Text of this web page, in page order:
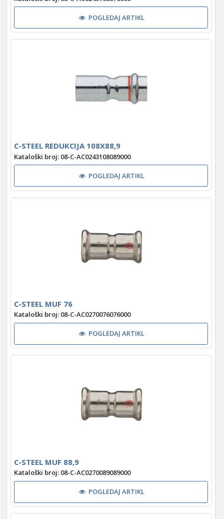
POGLEDAJ ARTIKL
C-STEEL REDUKCIJA 108X88,9
Kataloški broj: 08-C-AC0243108089000
POGLEDAJ ARTIKL
C-STEEL MUF 76
Kataloški broj: 08-C-AC0270076076000
POGLEDAJ ARTIKL
C-STEEL MUF 88,9
Kataloški broj: 08-C-AC0270089089000
POGLEDAJ ARTIKL